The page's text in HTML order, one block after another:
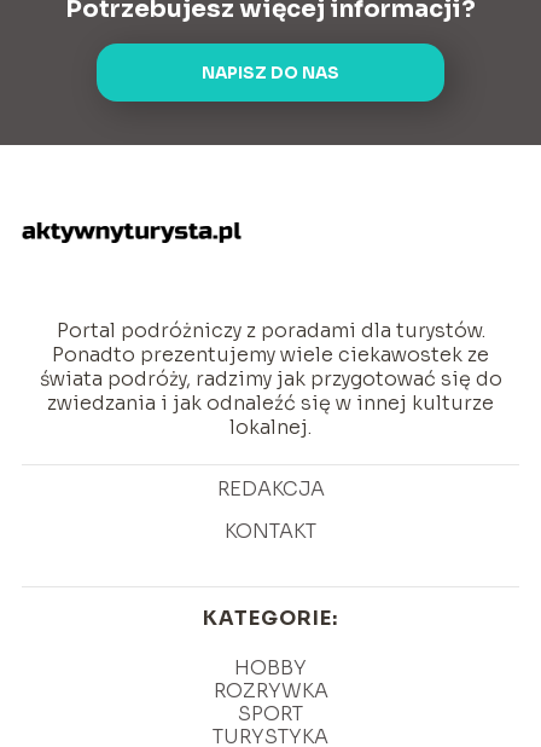
Potrzebujesz więcej informacji?
NAPISZ DO NAS
Portal podróżniczy z poradami dla turystów.
Ponadto prezentujemy wiele ciekawostek ze
świata podróży, radzimy jak przygotować się do
zwiedzania i jak odnaleźć się w innej kulturze
lokalnej.
REDAKCJA
KONTAKT
KATEGORIE:
HOBBY
ROZRYWKA
SPORT
TURYSTYKA